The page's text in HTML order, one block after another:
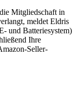
Mitgliedschaft in
meldet Eldris
und Batteriesystem)
Ihre
Seller-